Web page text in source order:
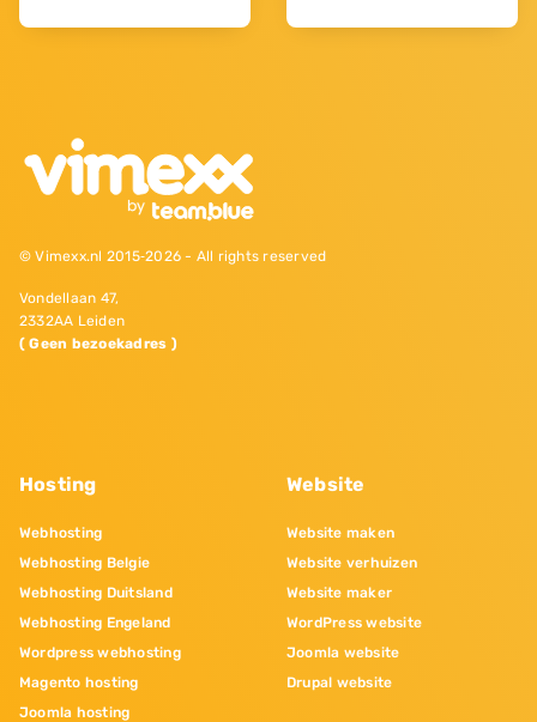
© Vimexx.nl 2015‐2026 - All rights reserved
Vondellaan 47,
2332AA Leiden
( Geen bezoekadres )
Hosting
Webhosting
Webhosting Belgie
Webhosting Duitsland
Webhosting Engeland
Wordpress webhosting
Magento hosting
Joomla hosting
Website
Website maken
Website verhuizen
Website maker
WordPress website
Joomla website
Drupal website